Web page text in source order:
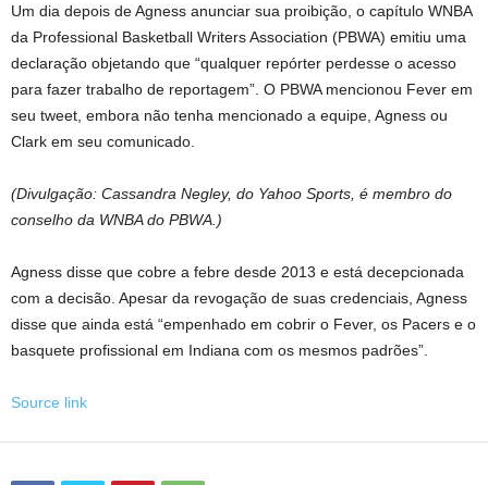
Um dia depois de Agness anunciar sua proibição, o capítulo WNBA
da Professional Basketball Writers Association (PBWA) emitiu uma
declaração objetando que “qualquer repórter perdesse o acesso
para fazer trabalho de reportagem”. O PBWA mencionou Fever em
seu tweet, embora não tenha mencionado a equipe, Agness ou
Clark em seu comunicado.
(Divulgação: Cassandra Negley, do Yahoo Sports, é membro do
conselho da WNBA do PBWA.)
Agness disse que cobre a febre desde 2013 e está decepcionada
com a decisão. Apesar da revogação de suas credenciais, Agness
disse que ainda está “empenhado em cobrir o Fever, os Pacers e o
basquete profissional em Indiana com os mesmos padrões”.
Source link